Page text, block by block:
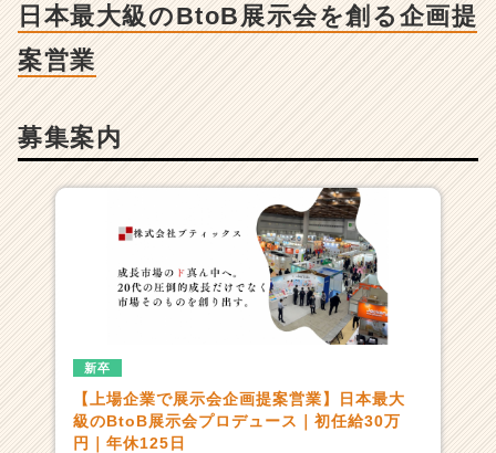
連
最
大
の
t
o
会
を
創
日本最大級のBtoB展示会を創る企画提
案営業
募集案内
新卒
【上場企業で展示会企画提案営業】日本最大
級のBtoB展示会プロデュース｜初任給30万
円｜年休125日